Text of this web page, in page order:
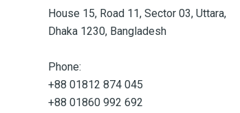
House 15, Road 11, Sector 03, Uttara,
Dhaka 1230, Bangladesh
Phone:
+88 01812 874 045
+88 01860 992 692